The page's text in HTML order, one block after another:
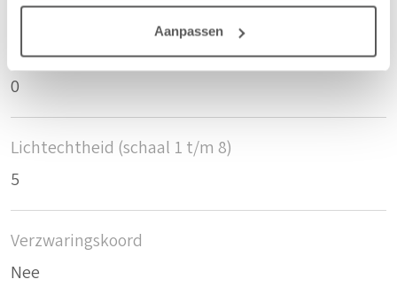
Aanpassen
Krimptolerantie breedte
0
Lichtechtheid (schaal 1 t/m 8)
5
Verzwaringskoord
Nee